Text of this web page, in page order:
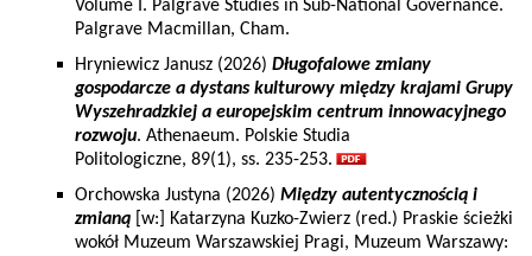
Volume I. Palgrave Studies in Sub-National Governance.
Palgrave Macmillan, Cham.
Hryniewicz Janusz (2026) Długofalowe zmiany
gospodarcze a dystans kulturowy między krajami Grupy
Wyszehradzkiej a europejskim centrum innowacyjnego
rozwoju. Athenaeum. Polskie Studia
Politologiczne, 89(1), ss. 235-253.
Orchowska Justyna (2026) Między autentycznością i
zmianą [w:] Katarzyna Kuzko-Zwierz (red.) Praskie ścieżki
wokół Muzeum Warszawskiej Pragi, Muzeum Warszawy: